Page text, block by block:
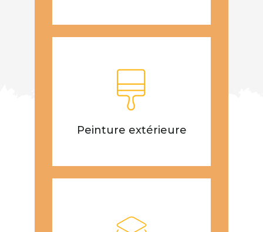
Peinture extérieure